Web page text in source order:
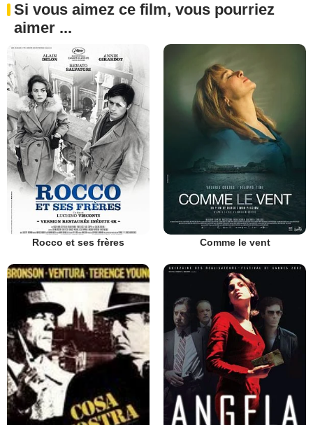
Si vous aimez ce film, vous pourriez
aimer ...
Rocco et ses frères Comme le vent